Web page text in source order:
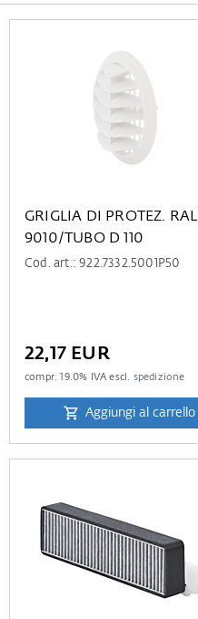
GRIGLIA DI PROTEZ. RAL
9010/TUBO D 110
Cod. art.: 922.7332.5001P50
22,17 EUR
compr.19.0% IVA escl. spedizione
Aggiungi al carrello